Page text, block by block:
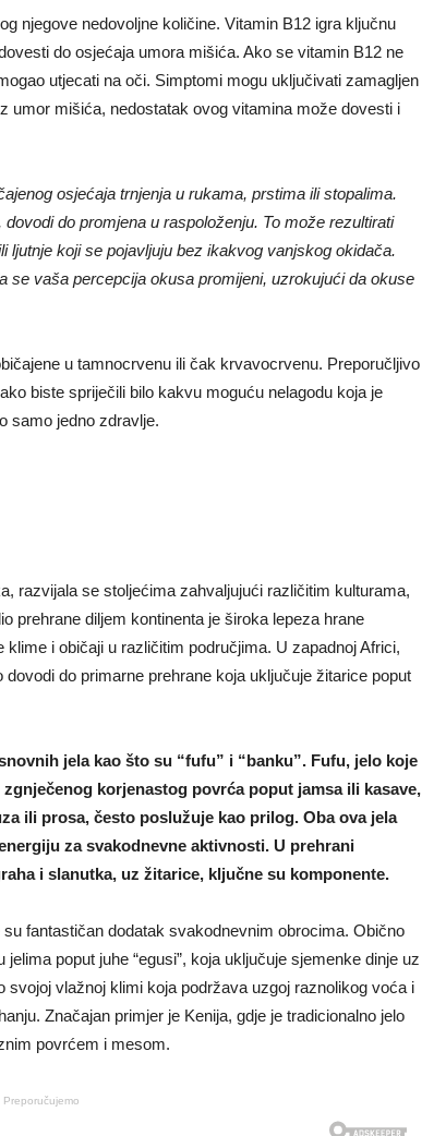
njegove nedovoljne količine. Vitamin B12 igra ključnu
do osjećaja umora mišića. Ako se vitamin B12 ne
utjecati na oči. Simptomi mogu uključivati ​​zamagljen
umor mišića, nedostatak ovog vitamina može dovesti i
osjećaja trnjenja u rukama, prstima ili stopalima.
do promjena u raspoloženju. To može rezultirati
koji se pojavljuju bez ikakvog vanjskog okidača.
se vaša percepcija okusa promijeni, uzrokujući da okuse
u tamnocrvenu ili čak krvavocrvenu. Preporučljivo
biste spriječili bilo kakvu moguću nelagodu koja je
samo jedno zdravlje.
razvijala se stoljećima zahvaljujući različitim kulturama,
prehrane diljem kontinenta je široka lepeza hrane
i običaji u različitim područjima. U zapadnoj Africi,
do primarne prehrane koja uključuje žitarice poput
jela kao što su “fufu” i “banku”. Fufu, jelo koje
korjenastog povrća poput jamsa ili kasave,
ili prosa, često poslužuje kao prilog. Oba ova jela
za svakodnevne aktivnosti. U prehrani
i slanutka, uz žitarice, ključne su komponente.
fantastičan dodatak svakodnevnim obrocima. Obično
poput juhe “egusi”, koja uključuje sjemenke dinje uz
svojoj vlažnoj klimi koja podržava uzgoj raznolikog voća i
Značajan primjer je Kenija, gdje je tradicionalno jelo
povrćem i mesom.
Preporučujemo